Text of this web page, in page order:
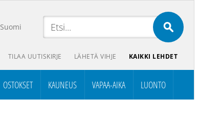
Suomi
TILAA UUTISKIRJE LÄHETÄ VIHJE KAIKKI LEHDET
OSTOKSET KAUNEUS VAPAA-AIKA LUONTO